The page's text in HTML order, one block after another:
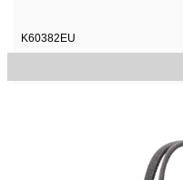
K60382EU